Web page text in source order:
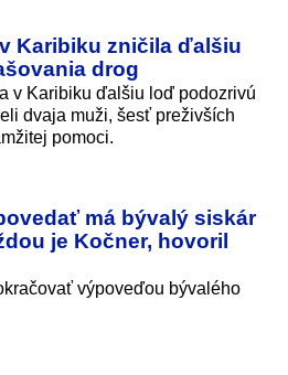
Karibiku zničila ďalšiu
drog
v Karibiku ďalšiu loď podozrivú
dvaja muži, šesť preživších
pomoci.
má bývalý siskár
je Kočner, hovoril
výpoveďou bývalého